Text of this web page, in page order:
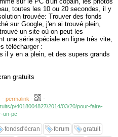
toutes les 10 ou 20 secondes, il y
trouvée: Trouver des fonds
sur Google, j'en ai trouvé plein,
un site où on peut les
une série spéciale en ligne très vite,
télécharger :
il y en a plein, et des supers grands
gratuits
- permalink - -
p/4018004827/2014/03/20/pour-faire-
un-pc
fondsd'écran forum
gratuit